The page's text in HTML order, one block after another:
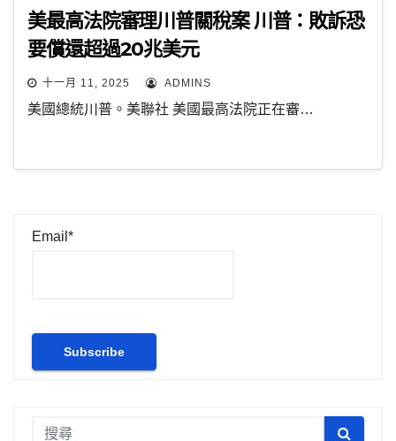
美最高法院審理川普關稅案 川普：敗訴恐
要償還超過20兆美元
十一月 11, 2025 ADMINS
美國總統川普。美聯社 美國最高法院正在審…
Email*